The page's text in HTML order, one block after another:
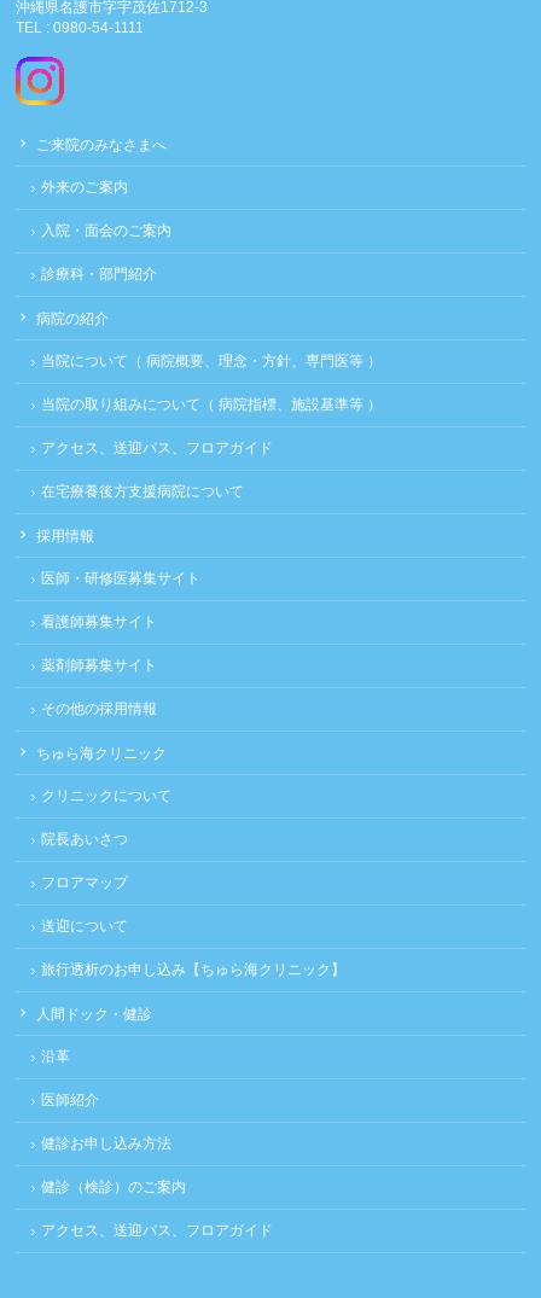
沖縄県名護市字宇茂佐1712-3
TEL : 0980-54-1111
ご来院のみなさまへ
外来のご案内
入院・面会のご案内
診療科・部門紹介
病院の紹介
当院について（ 病院概要、理念・方針、専門医等 ）
当院の取り組みについて（ 病院指標、施設基準等 ）
アクセス、送迎バス、フロアガイド
在宅療養後方支援病院について
採用情報
医師・研修医募集サイト
看護師募集サイト
薬剤師募集サイト
その他の採用情報
ちゅら海クリニック
クリニックについて
院長あいさつ
フロアマップ
送迎について
旅行透析のお申し込み【ちゅら海クリニック】
人間ドック・健診
沿革
医師紹介
健診お申し込み方法
健診（検診）のご案内
アクセス、送迎バス、フロアガイド